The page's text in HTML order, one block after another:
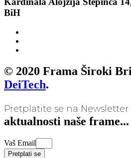
BiH
© 2020 Frama Široki
DeiTech.
Pretplatite se na Newsletter
aktualnosti naše frame...
Vaš Email
Pretplati se